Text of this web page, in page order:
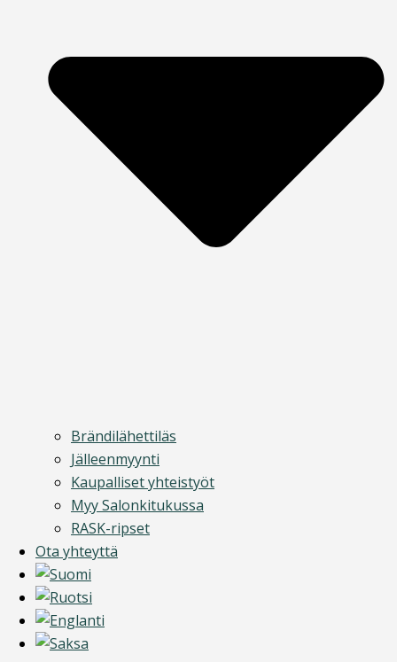
Brändilähettiläs
Jälleenmyynti
Kaupalliset yhteistyöt
Myy Salonkitukussa
RASK-ripset
Ota yhteyttä